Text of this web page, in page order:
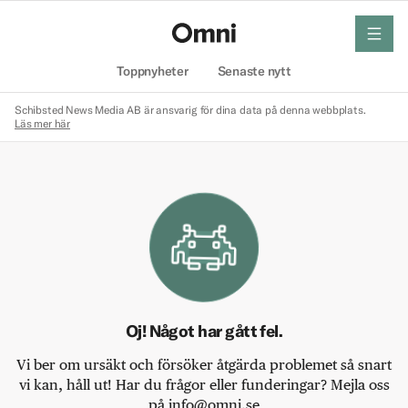
Toppnyheter Senaste nytt
meny
Schibsted News Media AB är ansvarig för dina data på denna webbplats.
Läs mer här
Oj! Något har gått fel.
Vi ber om ursäkt och försöker åtgärda problemet så snart
vi kan, håll ut! Har du frågor eller funderingar? Mejla oss